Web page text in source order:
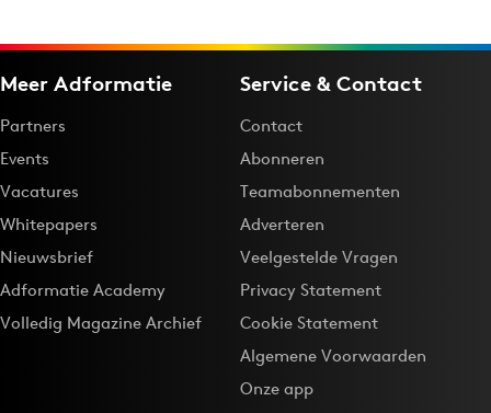
Meer Adformatie
Partners
Events
Vacatures
Whitepapers
Nieuwsbrief
Adformatie Academy
Volledig Magazine Archief
Service & Contact
Contact
Abonneren
Teamabonnementen
Adverteren
Veelgestelde Vragen
Privacy Statement
Cookie Statement
Algemene Voorwaarden
Onze app